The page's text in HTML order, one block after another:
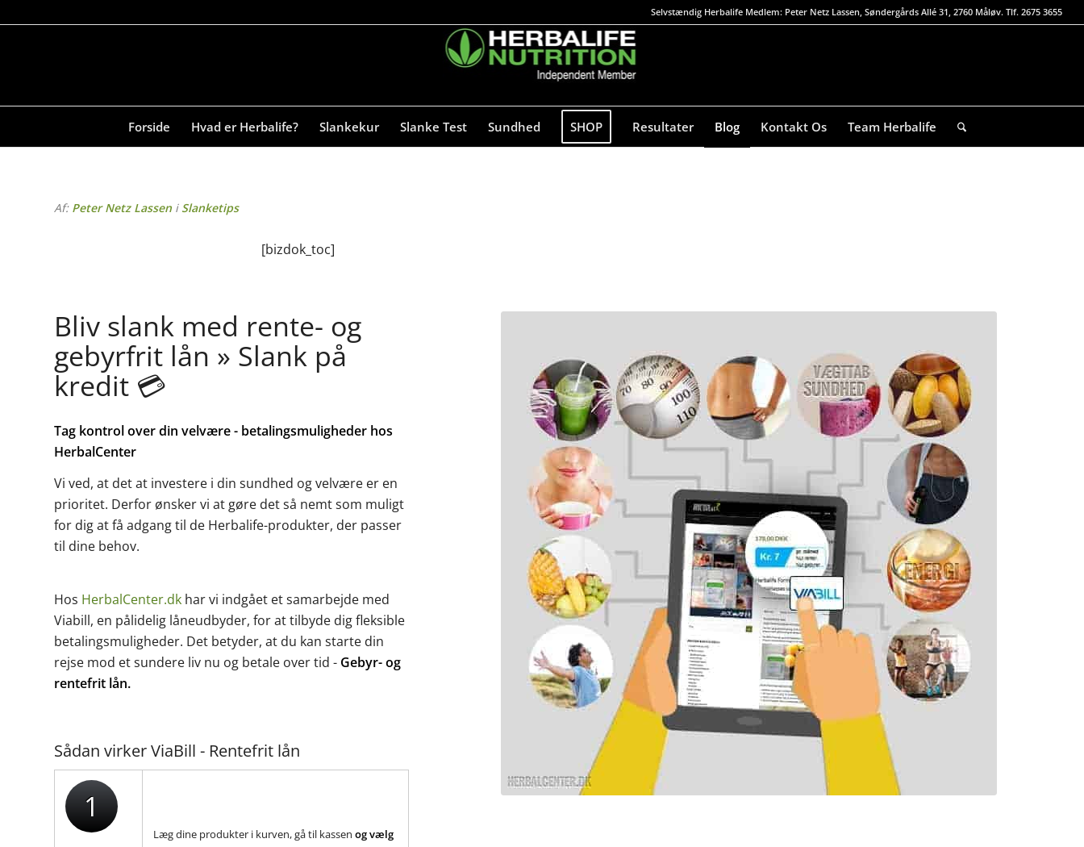
Selvstændig Herbalife Medlem: Peter Netz Lassen, Søndergårds Allé 31, 2760 Måløv. Tlf. 2675 3655
Forside Hvad er Herbalife? Slankekur Slanke Test Sundhed SHOP Resultater Blog Kontakt Os Team Herbalife
Af: Peter Netz Lassen i Slanketips
[bizdok_toc]
Bliv slank med rente- og
gebyrfrit lån » Slank på
kredit 💳
Tag kontrol over din velvære - betalingsmuligheder hos
HerbalCenter
Vi ved, at det at investere i din sundhed og velvære er en
prioritet. Derfor ønsker vi at gøre det så nemt som muligt
for dig at få adgang til de Herbalife-produkter, der passer
til dine behov.
Hos HerbalCenter.dk har vi indgået et samarbejde med
Viabill, en pålidelig låneudbyder, for at tilbyde dig fleksible
betalingsmuligheder. Det betyder, at du kan starte din
rejse mod et sundere liv nu og betale over tid - Gebyr- og
rentefrit lån.
Sådan virker ViaBill - Rentefrit lån
1
Læg dine produkter i kurven, gå til kassen og vælg